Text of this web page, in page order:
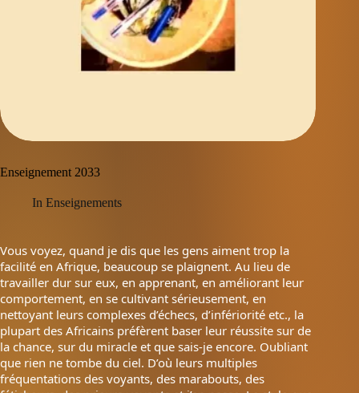
Enseignement 2033
In Enseignements
Vous voyez, quand je dis que les gens aiment trop la
facilité en Afrique, beaucoup se plaignent. Au lieu de
travailler dur sur eux, en apprenant, en améliorant leur
comportement, en se cultivant sérieusement, en
nettoyant leurs complexes d’échecs, d’infériorité etc., la
plupart des Africains préfèrent baser leur réussite sur de
la chance, sur du miracle et que sais-je encore. Oubliant
que rien ne tombe du ciel. D’où leurs multiples
fréquentations des voyants, des marabouts, des